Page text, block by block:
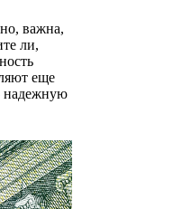
важна,
ли,
еще
надежную